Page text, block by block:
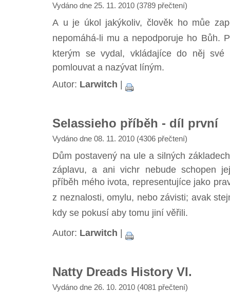
Vydáno dne 25. 11. 2010 (3789 přečtení)
A u je úkol jakýkoliv, člověk ho můe
nepomáhá-li mu a nepodporuje ho Bůh.
kterým se vydal, vkládajíce do něj své
pomlouvat a nazývat líným.
Autor: Larwitch |
Selassieho příběh - díl první
Vydáno dne 08. 11. 2010 (4306 přečtení)
Dům postavený na ule a silných
záplavu, a ani vichr nebude schopen
příběh mého ivota, representujíce jako
z neznalosti, omylu, nebo závisti; avak
kdy se pokusí aby tomu jiní věřili.
Autor: Larwitch |
Natty Dreads History VI.
Vydáno dne 26. 10. 2010 (4081 přečtení)